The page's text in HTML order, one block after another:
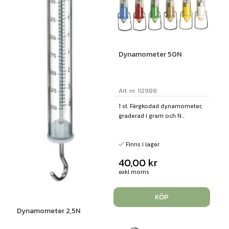
Dynamometer 2,5N
Dynamometer 50N
Art. nr: 112988
1 st. Färgkodad dynamometer,
graderad i gram och N...
Finns i lager
40,00 kr
exkl moms
KÖP